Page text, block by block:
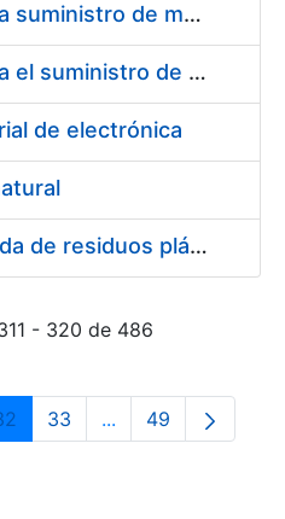
Contrato marco para suministro de material de transmisiones y rodamientos
Contrato marco para el suministro de material de filtración
de electrónica
Enajenación y retirada de residuos plásticos durante 2016
- 320 de 486
Use TAB para
PáginaPágina
33 ...PáginasPágina
49